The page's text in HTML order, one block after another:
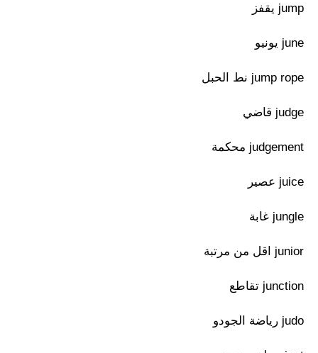
jump يقفز
june يونيو
jump rope نط الحبل
judge قاضي
judgement محكمة
juice عصير
jungle غابة
junior اقل من مرتبة
junction تقاطع
judo رياضة الجودو